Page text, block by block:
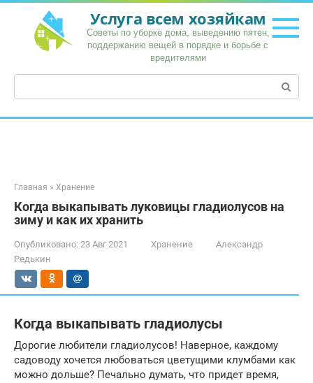
Перейти
контенту
Услуга всем хозяйкам
Советы по уборке дома, выведению пятен,
поддержанию вещей в порядке и борьбе с
вредителями
Поиск:
Главная » Хранение
Когда выкапывать луковицы гладиолусов на
зиму и как их хранить
Опубликовано: 23 Авг 2021 Хранение
Александр
Редькин
Когда выкапывать гладиолусы
Дорогие любители гладиолусов! Наверное, каждому
садоводу хочется любоваться цветущими клумбами как
можно дольше? Печально думать, что придет время,